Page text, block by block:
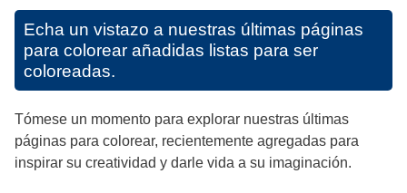
Echa un vistazo a nuestras últimas páginas
para colorear añadidas listas para ser
coloreadas.
Tómese un momento para explorar nuestras últimas
páginas para colorear, recientemente agregadas para
inspirar su creatividad y darle vida a su imaginación.